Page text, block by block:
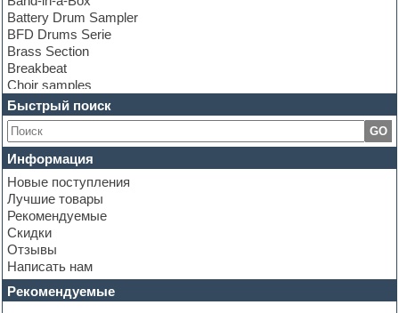
Battery Drum Sampler
BFD Drums Serie
Brass Section
Breakbeat
Choir samples
Chris Hein Samples
Cinematic samples
Club bass
Club leads
Club sounds
Construction kits
Convolution
Cubase
Dance drums
Dance music production tutorials
DAW
Disco samples
DJ Software
Быстрый поиск
GO
Информация
Новые поступления
Лучшие товары
Рекомендуемые
Скидки
Отзывы
Написать нам
Рекомендуемые